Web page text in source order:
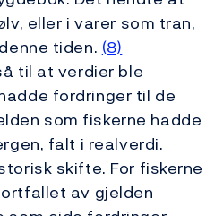
eller i varer som tran,
tiden. (8)
til at verdier ble
fordringer til de
som fiskerne hadde
falt i realverdi.
skifte. For fiskerne
av gjelden